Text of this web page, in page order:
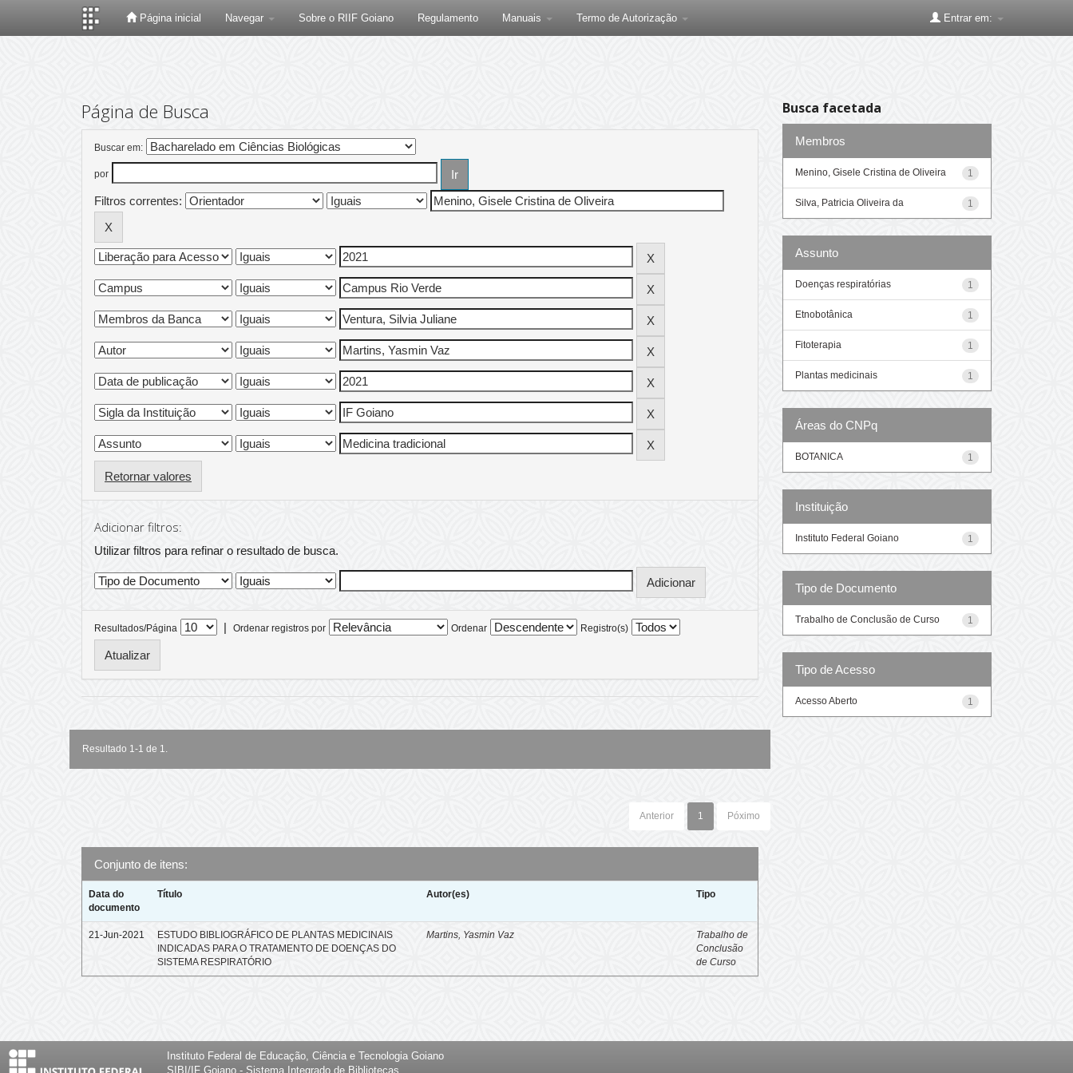
Página inicial Navegar Sobre o RIIF Goiano Regulamento Manuais Termo de Autorização Entrar em:
Página de Busca
Buscar em:
por
Filtros correntes:
Retornar valores
Adicionar filtros:
Utilizar filtros para refinar o resultado de busca.
Resultados/Página | Ordenar registros por Ordenar Registro(s)
Resultado 1-1 de 1.
Anterior 1 Póximo
Conjunto de itens:
Data do
documento
Título Autor(es) Tipo
21-Jun-2021
ESTUDO BIBLIOGRÁFICO DE PLANTAS MEDICINAIS
INDICADAS PARA O TRATAMENTO DE DOENÇAS DO
SISTEMA RESPIRATÓRIO
Martins, Yasmin Vaz
Trabalho de
Conclusão
de Curso
Busca facetada
Membros
1
Menino, Gisele Cristina de Oliveira
1
Silva, Patricia Oliveira da
Assunto
1
Doenças respiratórias
1
Etnobotânica
1
Fitoterapia
1
Plantas medicinais
Áreas do CNPq
1
BOTANICA
Instituição
1
Instituto Federal Goiano
Tipo de Documento
1
Trabalho de Conclusão de Curso
Tipo de Acesso
1
Acesso Aberto
Instituto Federal de Educação, Ciência e Tecnologia Goiano
SIBI/IF Goiano - Sistema Integrado de Bibliotecas